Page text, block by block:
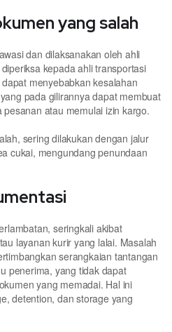
yang salah
dan dilaksanakan oleh ahli
kepada ahli transportasi
menyebabkan kesalahan
pada gilirannya dapat membuat
atau memulai izin kargo.
sering dilakukan dengan jalur
cukai, mengundang penundaan
seringkali akibat
layanan kurir yang lalai. Masalah
serangkaian tantangan
penerima, yang tidak dapat
yang memadai. Hal ini
detention, dan storage yang